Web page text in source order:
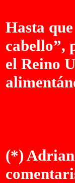
Hasta
cabello”,
el Reino
(*)